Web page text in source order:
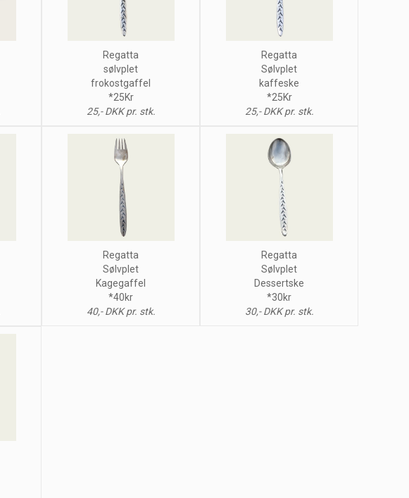
Regatta
sølvplet
frokostgaffel
*25Kr
25,- DKK pr. stk.
Regatta
Sølvplet
kaffeske
*25Kr
25,- DKK pr. stk.
Regatta
Sølvplet
Kagegaffel
*40kr
40,- DKK pr. stk.
Regatta
Sølvplet
Dessertske
*30kr
30,- DKK pr. stk.